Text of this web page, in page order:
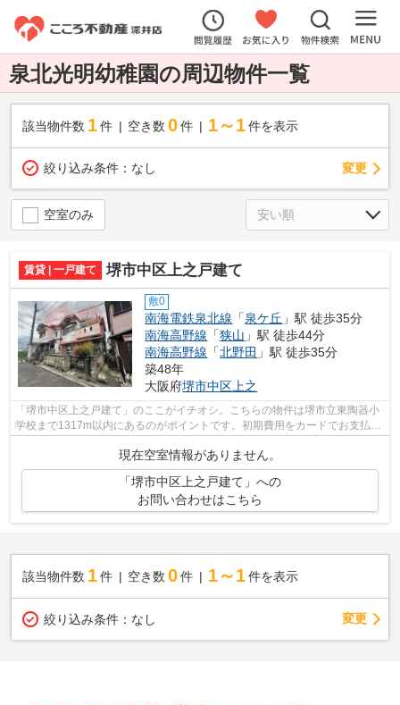
泉北光明幼稚園の周辺物件一覧
該当物件数 1件 空き数 0 件 1～1 件を表示
絞り込み条件： なし 変更
空室のみ
賃貸 | 一戸建て 堺市中区上之戸建て
敷0
南海電鉄泉北線 「泉ケ丘 」駅 徒歩35分
南海高野線 「狭山 」駅 徒歩44分
南海高野線 「北野田 」駅 徒歩35分
築48年
大阪府堺市中区 上之
「堺市中区上之戸建て」のここがイチオシ。こちらの物件は堺市立東陶器小
学校まで1317m以内にあるのがポイントです。初期費用をカードでお支払い
いただけるので、カードで決済したい方...
現在空室情報がありません。
「堺市中区上之戸建て」への
お問い合わせはこちら
該当物件数 1件 空き数 0 件 1～1 件を表示
絞り込み条件： なし 変更